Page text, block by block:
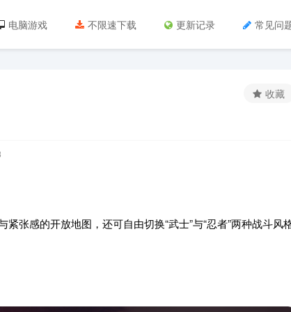
电脑游戏 不限速下载 更新记录 常见问
收藏
张感的开放地图，还可自由切换“武士”与“忍者”两种战斗风